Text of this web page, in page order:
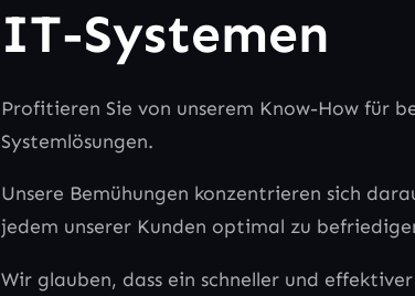
IT-Systemen
Profitieren Sie von unserem Know-How für
Systemlösungen.
Unsere Bemühungen konzentrieren sich
jedem unserer Kunden optimal zu
Wir glauben, dass ein schneller und